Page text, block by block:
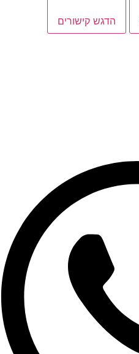
הדגש קישורים